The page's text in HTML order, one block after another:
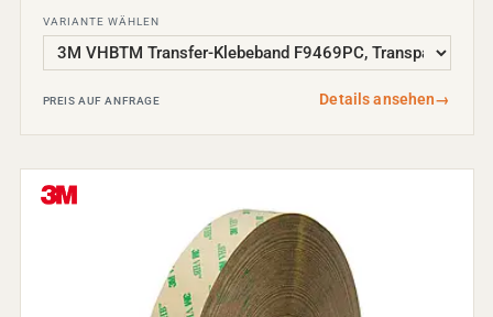
VARIANTE WÄHLEN
PREIS AUF ANFRAGE Details ansehen→